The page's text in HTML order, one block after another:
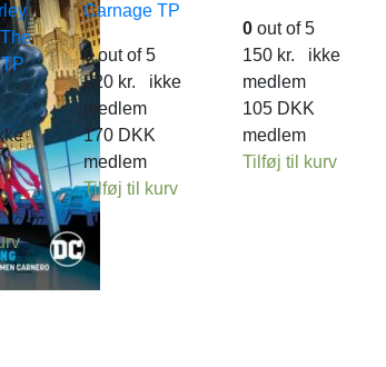
Carnage TP
0out of 5
220 kr. ikke
medlem
170 DKK
medlem
Tilføj til kurv
0out of 5
150 kr. ikke
medlem
105 DKK
medlem
Tilføj til kurv